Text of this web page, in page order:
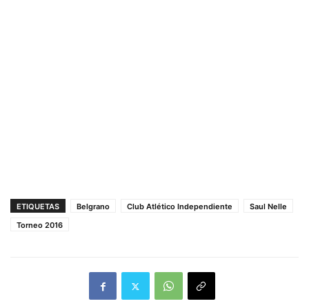
ETIQUETAS Belgrano Club Atlético Independiente
Saul Nelle
Torneo 2016